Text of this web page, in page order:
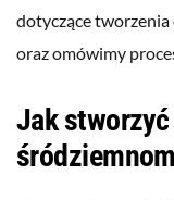
dotyczące
oraz omówimy
Jak